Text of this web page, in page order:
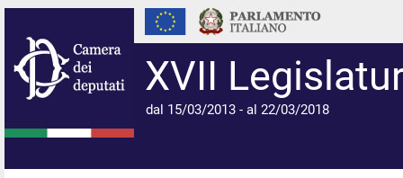
XVII
dal 15/03/2013 - al 22/03/2018